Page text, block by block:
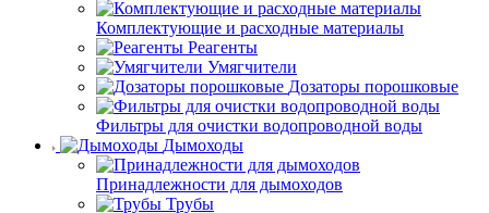
Комплектующие и расходные материалы
Реагенты
Умягчители
Дозаторы порошковые
Фильтры для очистки водопроводной воды
Дымоходы
Принадлежности для дымоходов
Трубы